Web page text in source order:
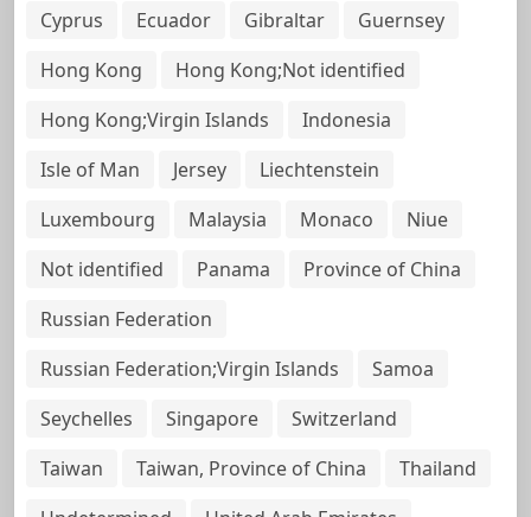
Cyprus
Ecuador Gibraltar
Guernsey
Hong Kong
Hong Kong;Not identified
Hong Kong;Virgin Islands
Indonesia
Isle of Man
Jersey
Liechtenstein
Luxembourg
Malaysia Monaco
Niue
Not identified
Panama
Province of China
Russian Federation
Russian Federation;Virgin Islands
Samoa
Seychelles
Singapore
Switzerland
Taiwan
Taiwan, Province of China
Thailand